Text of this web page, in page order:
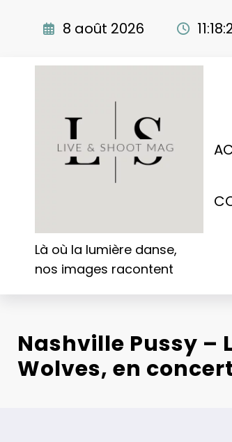
8 août 2026
Là où la lumière danse,
nos images racontent
Nashville Pussy –
Wolves, en